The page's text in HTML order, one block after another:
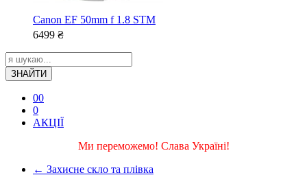
Canon EF 50mm f 1.8 STM
6499 ₴
ЗНАЙТИ
00
0
АКЦІЇ
Ми переможемо! Слава Україні!
← Захисне скло та плівка